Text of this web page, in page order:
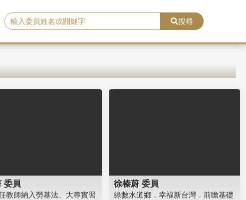
搜尋
委員
教師納入勞基法、大專實習
徐榛蔚 委員
綠數水道鄉．幸福新台灣．前瞻基礎